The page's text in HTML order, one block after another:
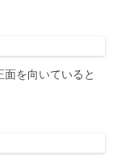
を向いていると